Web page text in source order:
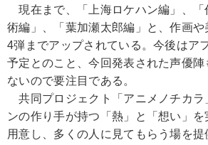
現在まで、「上海ロケハン編」、「
術編」、「葉加瀬太郎編」と、作画
4弾までアップされている。今後はア
予定とのこと、今回発表された声優
ないので要注目である。
共同プロジェクト「アニメノチカラ
ンの作り手が持つ「熱」と「想い」
用意し、多くの人に見てもらう場を